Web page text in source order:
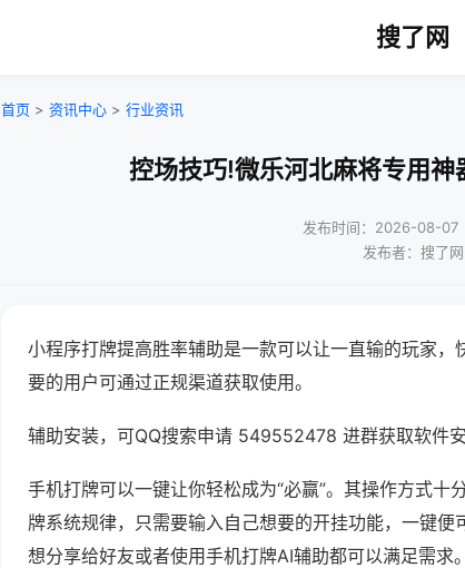
搜了网
首页 > 资讯中心 > 行业资讯
控场技巧!微乐河北麻将专用
发布时间：2026-08-07
发布者：搜了网
小程序打牌提高胜率辅助是一款可以让一直输的玩家，
要的用户可通过正规渠道获取使用。
辅助安装，可QQ搜索申请 549552478 进群获取软件
手机打牌可以一键让你轻松成为“必赢”。其操作方式
牌系统规律，只需要输入自己想要的开挂功能，一键
想分享给好友或者使用手机打牌AI辅助都可以满足需求。